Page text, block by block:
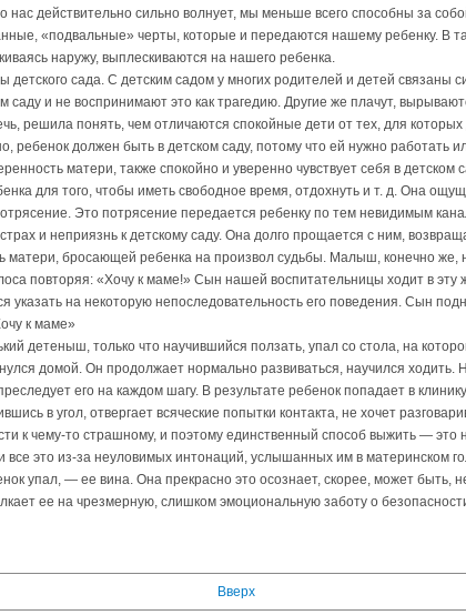
нас действительно сильно волнует, мы меньше всего способны за
«подвальные» черты, которые и передаются нашему ребенку. В
наружу, выплескиваются на нашего ребенка.
детского сада. С детским садом у многих родителей и детей
саду и не воспринимают это как трагедию. Другие же плачут,
решила понять, чем отличаются спокойные дети от тех, для
ребенок должен быть в детском саду, потому что ей нужно работать
матери, также спокойно и уверенно чувствует себя в
для того, чтобы иметь свободное время, отдохнуть и т. д. Она
Это потрясение передается ребенку по тем невидимым
и неприязнь к детскому саду. Она долго прощается с ним,
матери, бросающей ребенка на произвол судьбы. Малыш, конечно
повторяя: «Хочу к маме!» Сын нашей воспитательницы ходит в эту
указать на некоторую непоследовательность его поведения. Сын
к маме»
детеныш, только что научившийся ползать, упал со стола, на
домой. Он продолжает нормально развиваться, научился
его на каждом шагу. В результате ребенок попадает в
в угол, отвергает всяческие попытки контакта, не хочет
к чему-то страшному, и поэтому единственный способ выжить — это
все это из-за неуловимых интонаций, услышанных им в материнском
упал, — ее вина. Она прекрасно это осознает, скорее, может быть,
ее на чрезмерную, слишком эмоциональную заботу о
Вверх